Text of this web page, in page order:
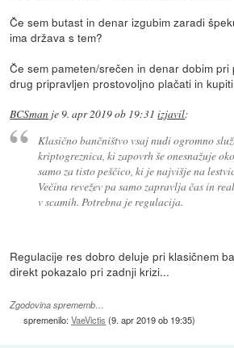
Če sem butast in denar izgubim zaradi
ima država s tem?
Če sem pameten/srečen in denar dobim
drug pripravljen prostovoljno plačati in
BCSman je9. apr 2019 ob 19:31 izjavil:
Klasično bančništvo vsaj nudi ogromno
kriptogreznica, ki zapovrh še onesnažuje
samo za tisto peščico, ki je najvišje na
Večina revežev pa samo zapravlja čas in
v scamih. Potrebna je regulacija.
Regulacije res dobro deluje pri klasičnem
direkt pokazalo pri zadnji krizi...
Zgodovina sprememb…
spremenilo:VaeVictis (9. apr 2019 ob 19:35)